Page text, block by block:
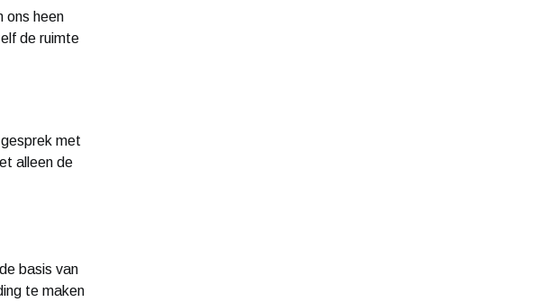
ons heen
de ruimte
met
alleen de
basis van
te maken